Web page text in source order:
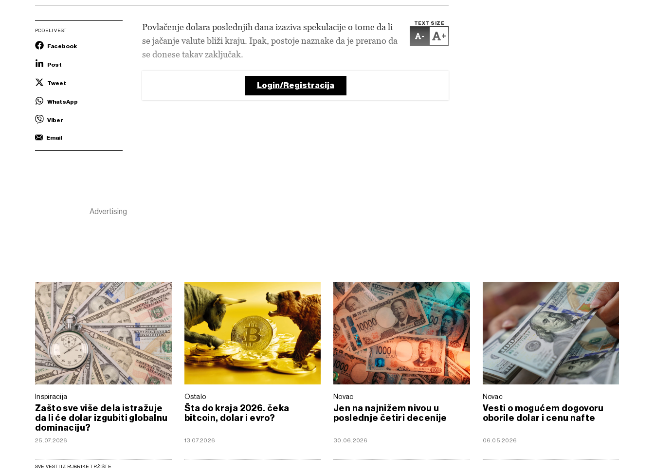
PODELI VEST
Facebook
Post
Tweet
WhatsApp
Viber
Email
TEXT SIZE
- +
Povlačenje dolara poslednjih dana izaziva spekulacije o tome da li
se jačanje valute bliži kraju. Ipak, postoje naznake da je prerano da
se donese takav zaključak.
Login/Registracija
Inspiracija
Zašto sve više dela istražuje
da li će dolar izgubiti globalnu
dominaciju?
25.07.2026
Ostalo
Šta do kraja 2026. čeka
bitcoin, dolar i evro?
13.07.2026
Novac
Jen na najnižem nivou u
poslednje četiri decenije
30.06.2026
Novac
Vesti o mogućem dogovoru
oborile dolar i cenu nafte
06.05.2026
SVE VESTI IZ RUBRIKE TRŽIŠTE